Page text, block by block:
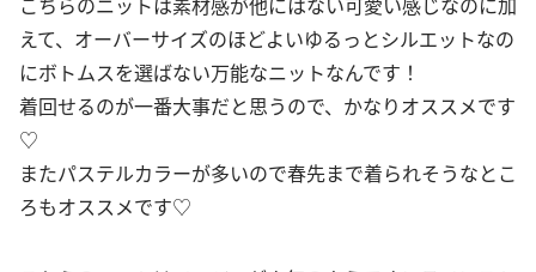
えて、オーバーサイズのほどよいゆるっとシルエットなの
にボトムスを選ばない万能なニットなんです！
着回せるのが一番大事だと思うので、かなりオススメです
♡
またパステルカラーが多いので春先まで着られそうなとこ
ろもオススメです♡